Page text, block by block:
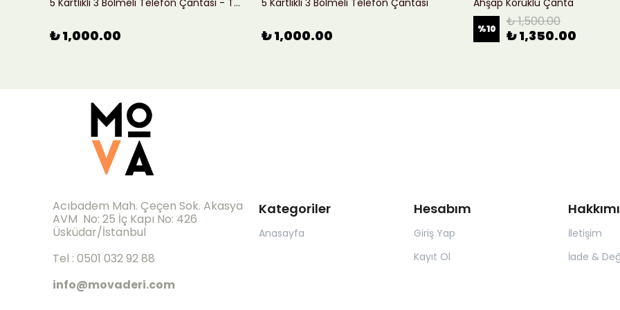
₺ 1,000.00 ₺ 1,000.00 %10 ₺ 1,500.00
₺ 1,350.00
Kategoriler
Anasayfa
Hesabım
Giriş Yap
Kayıt Ol
İletişim
İade &
Acıbadem Mah. Çeçen Sok. Akasya
AVM No: 25 İç Kapı No: 426
Üsküdar/İstanbul
Tel : 0501 032 92 88
info@movaderi.com